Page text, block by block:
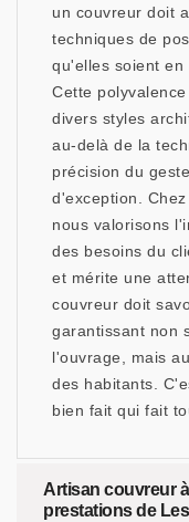
un couvreur doit
techniques de
qu'elles soient en
Cette
divers styles
au-delà de la
précision du
d'exception.
nous valorisons
des besoins du
et mérite une
couvreur doit
garantissant non
l'ouvrage, mais
des habitants.
bien fait qui fait
Artisan couvreur
prestations de